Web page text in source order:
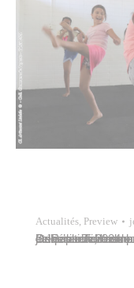
Actualités, Preview
Dans le cadre du projet éducatif local (PEL) de la ville de Papeete, l’association « Agir pour l’insertion » (API) et l’école